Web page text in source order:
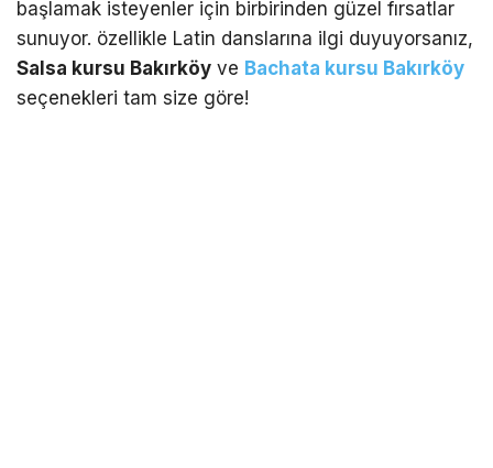
başlamak isteyenler için birbirinden güzel fırsatlar
sunuyor. özellikle Latin danslarına ilgi duyuyorsanız,
Salsa kursu Bakırköy ve Bachata kursu Bakırköy
seçenekleri tam size göre!